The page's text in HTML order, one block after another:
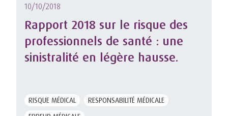
10/10/2018
Rapport 2018 sur le risque des
professionnels de santé : une
sinistralité en légère hausse.
RISQUE MÉDICAL
RESPONSABILITÉ MÉDICALE